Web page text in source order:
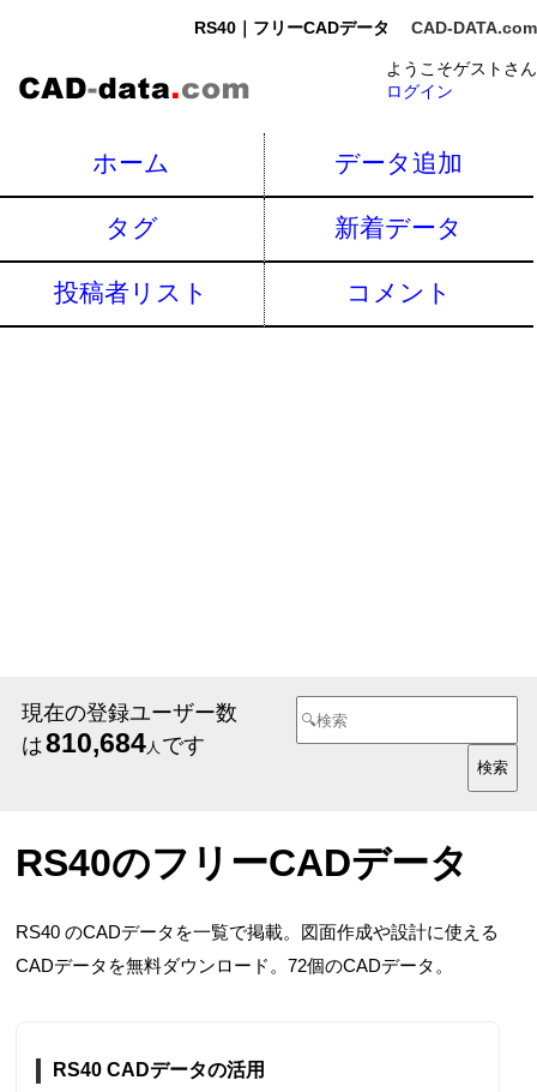
RS40｜フリーCADデータ CAD-DATA.com
ようこそゲストさん
ログイン
ホーム データ追加
タグ 新着データ
投稿者リスト コメント
現在の登録ユーザー数
は810,684人 です
RS40のフリーCADデータ
RS40 のCADデータを一覧で掲載。図面作成や設計に使える
CADデータを無料ダウンロード。72個のCADデータ。
RS40 CADデータの活用